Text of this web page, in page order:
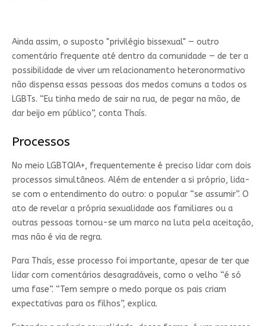
Ainda assim, o suposto "privilégio bissexual" — outro
comentário frequente até dentro da comunidade — de ter a
possibilidade de viver um relacionamento heteronormativo
não dispensa essas pessoas dos medos comuns a todos os
LGBTs. “Eu tinha medo de sair na rua, de pegar na mão, de
dar beijo em público”, conta Thaís.
Processos
No meio LGBTQIA+, frequentemente é preciso lidar com dois
processos simultâneos. Além de entender a si próprio, lida-
se com o entendimento do outro: o popular “se assumir”. O
ato de revelar a própria sexualidade aos familiares ou a
outras pessoas tornou-se um marco na luta pela aceitação,
mas não é via de regra.
Para Thaís, esse processo foi importante, apesar de ter que
lidar com comentários desagradáveis, como o velho “é só
uma fase”. “Tem sempre o medo porque os pais criam
expectativas para os filhos”, explica.